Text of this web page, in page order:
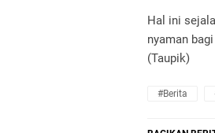
Hal ini
nyaman
(Taupik)
#Berita